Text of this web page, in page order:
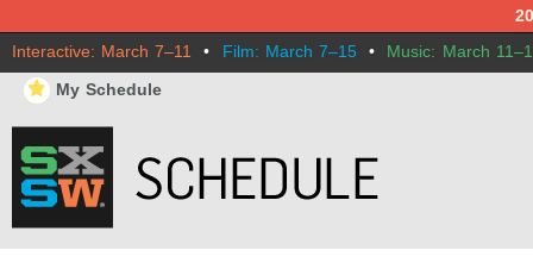
Interactive: March 7–11 • Film: March 7–15 • Music: March
⋆ My Schedule